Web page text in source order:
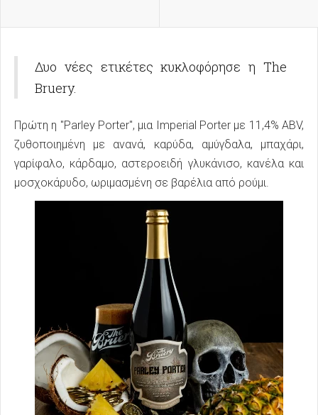
Δυο νέες ετικέτες κυκλοφόρησε η The
Bruery.
Πρώτη η "Parley Porter", μια Imperial Porter με 11,4% ABV,
ζυθοποιημένη με ανανά, καρύδα, αμύγδαλα, μπαχάρι,
γαρίφαλο, κάρδαμο, αστεροειδή γλυκάνισο, κανέλα και
μοσχοκάρυδο, ωριμασμένη σε βαρέλια από ρούμι.